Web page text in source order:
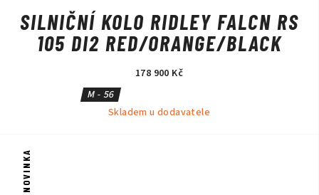
SILNIČNÍ KOLO RIDLEY FALCN RS
105 DI2 RED/ORANGE/BLACK
178 900 Kč
M - 56
Skladem u dodavatele
NOVINKA